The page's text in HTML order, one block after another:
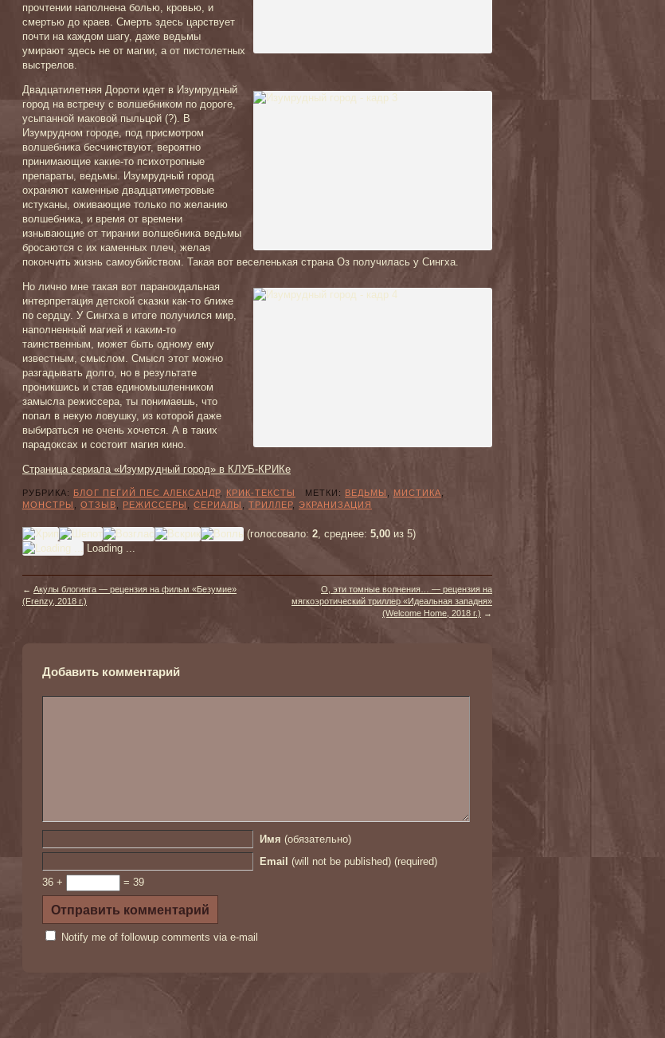
прочтении наполнена болью, кровью, и
смертью до краев. Смерть здесь царствует
почти на каждом шагу, даже ведьмы
умирают здесь не от магии, а от пистолетных
выстрелов.
Двадцатилетняя Дороти идет в Изумрудный
город на встречу с волшебником по дороге,
усыпанной маковой пыльцой (?). В
Изумрудном городе, под присмотром
волшебника бесчинствуют, вероятно
принимающие какие-то психотропные
препараты, ведьмы. Изумрудный город
охраняют каменные двадцатиметровые
истуканы, оживающие только по желанию
волшебника, и время от времени
изнывающие от тирании волшебника ведьмы
бросаются с их каменных плеч, желая
покончить жизнь самоубийством. Такая вот веселенькая страна Оз получилась у Сингха.
Но лично мне такая вот параноидальная
интерпретация детской сказки как-то ближе
по сердцу. У Сингха в итоге получился мир,
наполненный магией и каким-то
таинственным, может быть одному ему
известным, смыслом. Смысл этот можно
разгадывать долго, но в результате
проникшись и став единомышленником
замысла режиссера, ты понимаешь, что
попал в некую ловушку, из которой даже
выбираться не очень хочется. А в таких
парадоксах и состоит магия кино.
Страница сериала «Изумрудный город» в КЛУБ-КРИКе
РУБРИКА: БЛОГ ПЕГИЙ ПЕС АЛЕКСАНДР, КРИК-ТЕКСТЫ МЕТКИ: ВЕДЬМЫ МИСТИКА
МОНСТРЫ
ОТЗЫВ РЕЖИССЕРЫ СЕРИАЛЫ ТРИЛЛЕР, ЭКРАНИЗАЦИЯ
(голосовало: 2, среднее: 5,00 из 5)
Loading ...
← Акулы блогинга — рецензия на фильм «Безумие»
(Frenzy, 2018 г.)
О, эти томные волнения… — рецензия на
мягкоэротический триллер «Идеальная западня»
(Welcome Home, 2018 г.) →
Добавить комментарий
Имя (обязательно)
Email (will not be published) (required)
36 +
= 39
Notify me of followup comments via e-mail